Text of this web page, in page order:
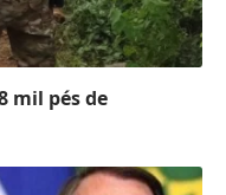
mil pés de